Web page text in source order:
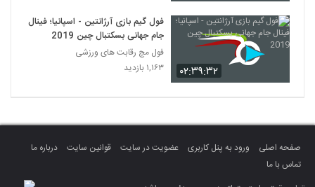
۰۲:۳۹:۳۲
فول گیم بازی آرژانتین - اسپانیا؛ فینال
جام جهانی بسکتبال چین 2019
فول مچ رقابت های ورزشی
۱,۱۶۳ بازدید
صفحه اصلی ورود به پنل کاربری عضویت در سایت قوانین سایت
درباره ما
تماس با ما